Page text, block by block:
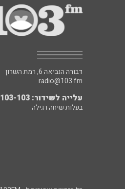
דבורה הנביאה 6, רמת השרון
radio@103.fm
עלייה לשידור: 0552-103-103
בעלות שיחה רגילה